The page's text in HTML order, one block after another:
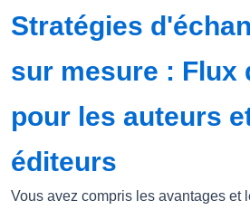
Stratégies
sur mesure : Flux
pour les auteurs
éditeurs
Vous avez compris les avantages et